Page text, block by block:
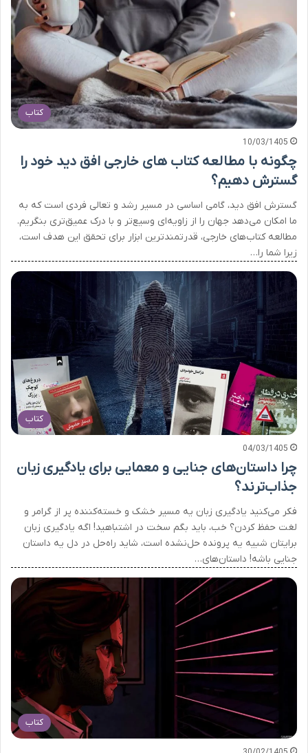
کتاب
10/03/1405
چگونه با مطالعه کتاب های خارجی افق دید خود را
گسترش دهیم؟
گسترش افق دید، گامی اساسی در مسیر رشد و تعالی فردی است که به
ما امکان می‌دهد جهان را از زاویه‌ای وسیع‌تر و با درک عمیق‌تری بنگریم.
مطالعه کتاب‌های خارجی، قدرتمندترین ابزار برای تحقق این هدف است،
زیرا شما را…
کتاب
04/03/1405
چرا داستان‌های جنایی و معمایی برای یادگیری زبان
جذاب‌ترند؟
فکر می‌کنید یادگیری زبان یه مسیر خشک و خسته‌کننده پر از گرامر و
لغت حفظ کردن؟ خب، باید بگم سخت در اشتباهید! اگه یادگیری زبان
برایتان شبیه یه پرونده حل‌نشده است، شاید راه‌حل در دل یه داستان
جنایی باشه! داستان‌های…
کتاب